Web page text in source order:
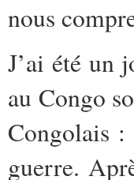
nous
J’ai été un
au Congo
Congolais :
guerre.